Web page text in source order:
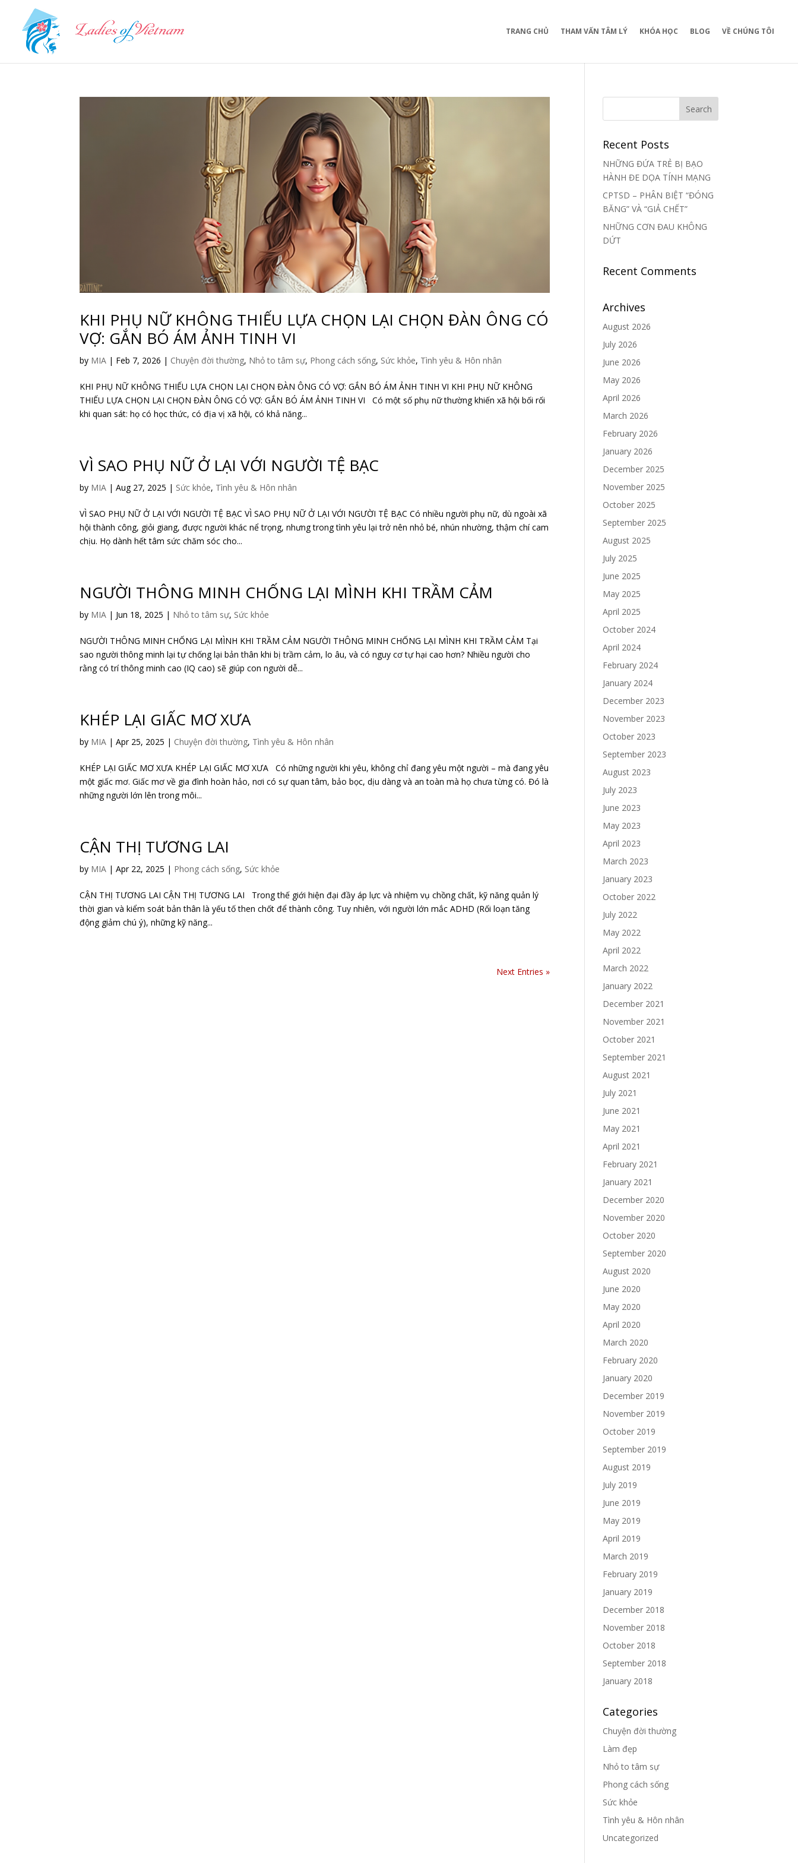
TRANG CHỦ THAM VẤN TÂM LÝ KHÓA HỌC BLOG VỀ CHÚNG TÔI
KHI PHỤ NỮ KHÔNG THIẾU LỰA CHỌN LẠI CHỌN ĐÀN ÔNG CÓ
VỢ: GẮN BÓ ÁM ẢNH TINH VI
by MIA | Feb 7, 2026 | Chuyện đời thường, Nhỏ to tâm sự, Phong cách sống, Sức khỏe, Tình yêu & Hôn nhân
KHI PHỤ NỮ KHÔNG THIẾU LỰA CHỌN LẠI CHỌN ĐÀN ÔNG CÓ VỢ: GẮN BÓ ÁM ẢNH TINH VI KHI PHỤ NỮ KHÔNG
THIẾU LỰA CHỌN LẠI CHỌN ĐÀN ÔNG CÓ VỢ: GẮN BÓ ÁM ẢNH TINH VI Có một số phụ nữ thường khiến xã hội bối rối
khi quan sát: họ có học thức, có địa vị xã hội, có khả năng...
VÌ SAO PHỤ NỮ Ở LẠI VỚI NGƯỜI TỆ BẠC
by MIA |Aug 27, 2025 | Sức khỏe, Tình yêu & Hôn nhân
VÌ SAO PHỤ NỮ Ở LẠI VỚI NGƯỜI TỆ BẠC VÌ SAO PHỤ NỮ Ở LẠI VỚI NGƯỜI TỆ BẠC Có nhiều người phụ nữ, dù ngoài xã
hội thành công, giỏi giang, được người khác nể trọng, nhưng trong tình yêu lại trở nên nhỏ bé, nhún nhường, thậm chí cam
chịu. Họ dành hết tâm sức chăm sóc cho...
NGƯỜI THÔNG MINH CHỐNG LẠI MÌNH KHI TRẦM CẢM
by MIA | Jun 18, 2025 | Nhỏ to tâm sự, Sức khỏe
NGƯỜI THÔNG MINH CHỐNG LẠI MÌNH KHI TRẦM CẢM NGƯỜI THÔNG MINH CHỐNG LẠI MÌNH KHI TRẦM CẢM Tại
sao người thông minh lại tự chống lại bản thân khi bị trầm cảm, lo âu, và có nguy cơ tự hại cao hơn? Nhiều người cho
rằng có trí thông minh cao (IQ cao) sẽ giúp con người dễ...
KHÉP LẠI GIẤC MƠ XƯA
by MIA |Apr 25, 2025 | Chuyện đời thường, Tình yêu & Hôn nhân
KHÉP LẠI GIẤC MƠ XƯA KHÉP LẠI GIẤC MƠ XƯA Có những người khi yêu, không chỉ đang yêu một người – mà đang yêu
một giấc mơ. Giấc mơ về gia đình hoàn hảo, nơi có sự quan tâm, bảo bọc, dịu dàng và an toàn mà họ chưa từng có. Đó là
những người lớn lên trong môi...
CẬN THỊ TƯƠNG LAI
by MIA |Apr 22, 2025 | Phong cách sống, Sức khỏe
CẬN THỊ TƯƠNG LAI CẬN THỊ TƯƠNG LAI Trong thế giới hiện đại đầy áp lực và nhiệm vụ chồng chất, kỹ năng quản lý
thời gian và kiểm soát bản thân là yếu tố then chốt để thành công. Tuy nhiên, với người lớn mắc ADHD (Rối loạn tăng
động giảm chú ý), những kỹ năng...
Next Entries »
Recent Posts
NHỮNG ĐỨA TRẺ BỊ BẠO
HÀNH ĐE DỌA TÍNH MẠNG
CPTSD – PHÂN BIỆT “ĐÓNG
BĂNG” VÀ “GIẢ CHẾT”
NHỮNG CƠN ĐAU KHÔNG
DỨT
Recent Comments
Archives
August 2026
July 2026
June 2026
May 2026
April 2026
March 2026
February 2026
January 2026
December 2025
November 2025
October 2025
September 2025
August 2025
July 2025
June 2025
May 2025
April 2025
October 2024
April 2024
February 2024
January 2024
December 2023
November 2023
October 2023
September 2023
August 2023
July 2023
June 2023
May 2023
April 2023
March 2023
January 2023
October 2022
July 2022
May 2022
April 2022
March 2022
January 2022
December 2021
November 2021
October 2021
September 2021
August 2021
July 2021
June 2021
May 2021
April 2021
February 2021
January 2021
December 2020
November 2020
October 2020
September 2020
August 2020
June 2020
May 2020
April 2020
March 2020
February 2020
January 2020
December 2019
November 2019
October 2019
September 2019
August 2019
July 2019
June 2019
May 2019
April 2019
March 2019
February 2019
January 2019
December 2018
November 2018
October 2018
September 2018
January 2018
Categories
Chuyện đời thường
Làm đẹp
Nhỏ to tâm sự
Phong cách sống
Sức khỏe
Tình yêu & Hôn nhân
Uncategorized